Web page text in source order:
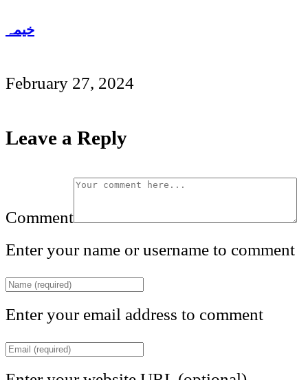
خیمہ
February 27, 2024
Leave a Reply
Comment
Enter your name or username to comment
Enter your email address to comment